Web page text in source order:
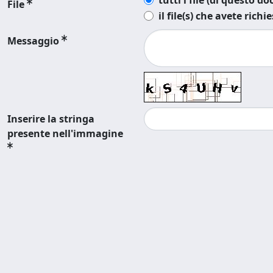
File
il file(s) che avete
Messaggio
Inserire la stringa
presente nell'immagine